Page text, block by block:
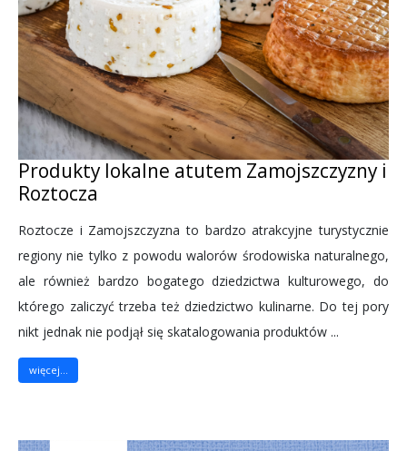
Produkty lokalne atutem Zamojszczyzny i
Roztocza
Roztocze i Zamojszczyzna to bardzo atrakcyjne turystycznie
regiony nie tylko z powodu walorów środowiska naturalnego,
ale również bardzo bogatego dziedzictwa kulturowego, do
którego zaliczyć trzeba też dziedzictwo kulinarne. Do tej pory
nikt jednak nie podjął się skatalogowania produktów ...
więcej...